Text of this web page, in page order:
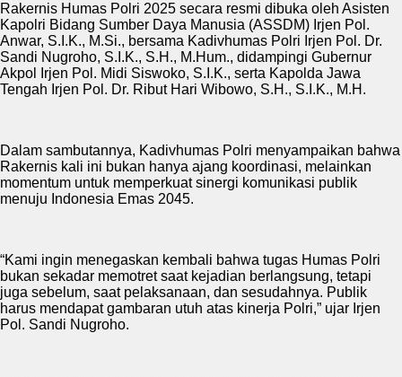
Rakernis Humas Polri 2025 secara resmi dibuka oleh Asisten
Kapolri Bidang Sumber Daya Manusia (ASSDM) Irjen Pol.
Anwar, S.I.K., M.Si., bersama Kadivhumas Polri Irjen Pol. Dr.
Sandi Nugroho, S.I.K., S.H., M.Hum., didampingi Gubernur
Akpol Irjen Pol. Midi Siswoko, S.I.K., serta Kapolda Jawa
Tengah Irjen Pol. Dr. Ribut Hari Wibowo, S.H., S.I.K., M.H.
Dalam sambutannya, Kadivhumas Polri menyampaikan bahwa
Rakernis kali ini bukan hanya ajang koordinasi, melainkan
momentum untuk memperkuat sinergi komunikasi publik
menuju Indonesia Emas 2045.
“Kami ingin menegaskan kembali bahwa tugas Humas Polri
bukan sekadar memotret saat kejadian berlangsung, tetapi
juga sebelum, saat pelaksanaan, dan sesudahnya. Publik
harus mendapat gambaran utuh atas kinerja Polri,” ujar Irjen
Pol. Sandi Nugroho.